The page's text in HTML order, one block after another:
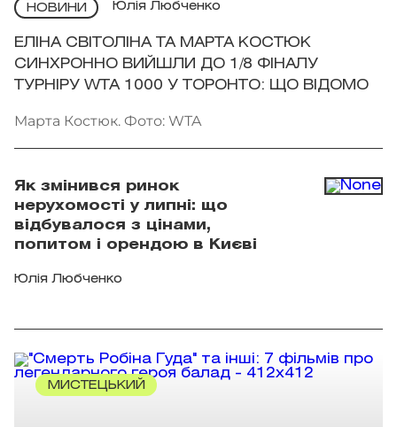
НОВИНИ Юлія Любченко
ЕЛІНА СВІТОЛІНА ТА МАРТА КОСТЮК
СИНХРОННО ВИЙШЛИ ДО 1/8 ФІНАЛУ
ТУРНІРУ WTA 1000 У ТОРОНТО: ЩО ВІДОМО
Марта Костюк. Фото: WTA
Як змінився ринок
нерухомості у липні: що
відбувалося з цінами,
попитом і орендою в Києві
Юлія Любченко
МИСТЕЦЬКИЙ